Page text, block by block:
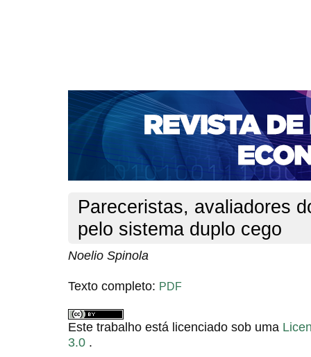
CAPA SOBRE ACESSO CADASTRO
NOTÍCIAS
PORTAL DE REVISTAS DA UNIFACS
BASES DE DADOS E INDEXADORES
Capa v. 17, n. 31 (2015) Spinola
Pareceristas, avaliadores
pelo sistema duplo cego
Noelio Spinola
Texto completo: PDF
Este trabalho está licenciado sob uma
3.0 .